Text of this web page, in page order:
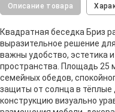
Описание товара
Квадратная беседка Бриз
выразительное решение
важны удобство, эстетика
пространства. Площадь 25
семейных обедов,
защиты от солнца в
конструкцию визуально